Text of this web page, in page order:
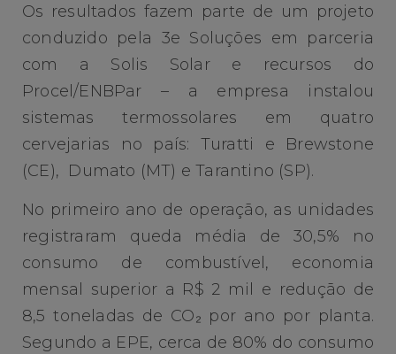
Os resultados fazem parte de um projeto
conduzido pela 3e Soluções em parceria
com a Solis Solar e recursos do
Procel/ENBPar – a empresa instalou
sistemas termossolares em quatro
cervejarias no país: Turatti e Brewstone
(CE), Dumato (MT) e Tarantino (SP).
No primeiro ano de operação, as unidades
registraram queda média de 30,5% no
consumo de combustível, economia
mensal superior a R$ 2 mil e redução de
8,5 toneladas de CO₂ por ano por planta.
Segundo a EPE, cerca de 80% do consumo